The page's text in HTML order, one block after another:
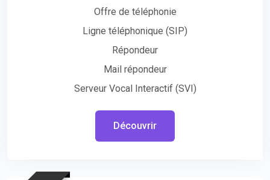
Offre de téléphonie
Ligne téléphonique (SIP)
Répondeur
Mail répondeur
Serveur Vocal Interactif (SVI)
Découvrir